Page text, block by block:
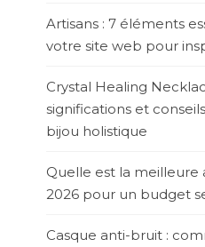
Artisans : 7 éléments
votre site web pour
Crystal Healing
significations et
bijou holistique
Quelle est la meilleure
2026 pour un budget
Casque anti-bruit :